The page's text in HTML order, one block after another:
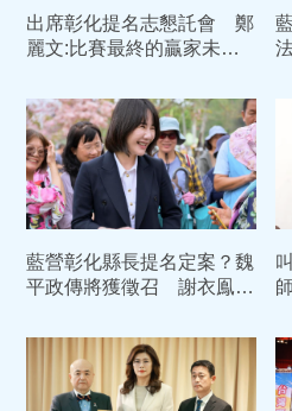
出席彰化提名志懇託會 鄭
麗文:比賽最終的贏家未必
藍營彰化縣長提名定案？魏
平政傳將獲徵召 謝衣鳯：